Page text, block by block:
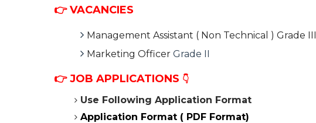
👉 VACANCIES
Management Assistant ( Non Technical ) Grade III
Marketing Officer Grade II
👉JOB APPLICATIONS 👇
Use Following Application Format
Application Format ( PDF Format)